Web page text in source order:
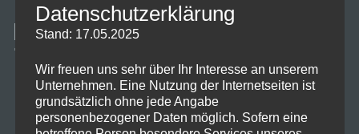
Krasser 2K Monitor für
199€🔥
Datenschutzerklärung
Stand: 17.05.2025
Wir freuen uns sehr über Ihr Interesse an unserem
Unternehmen. Eine Nutzung der Internetseiten ist
grundsätzlich ohne jede Angabe
personenbezogener Daten möglich. Sofern eine